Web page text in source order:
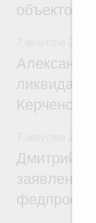
объектов
Александр
Дмитрий
заявлений